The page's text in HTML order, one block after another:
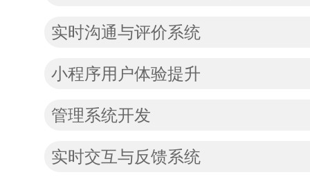
实时沟通与评价系统
小程序用户体验提升
管理系统开发
实时交互与反馈系统